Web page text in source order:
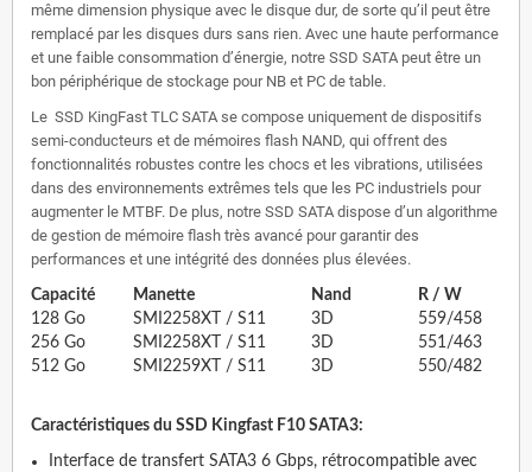
même dimension physique avec le disque dur, de sorte qu’il peut être
remplacé par les disques durs sans rien. Avec une haute performance
et une faible consommation d’énergie, notre SSD SATA peut être un
bon périphérique de stockage pour NB et PC de table.
Le SSD KingFast TLC SATA se compose uniquement de dispositifs
semi-conducteurs et de mémoires flash NAND, qui offrent des
fonctionnalités robustes contre les chocs et les vibrations, utilisées
dans des environnements extrêmes tels que les PC industriels pour
augmenter le MTBF. De plus, notre SSD SATA dispose d’un algorithme
de gestion de mémoire flash très avancé pour garantir des
performances et une intégrité des données plus élevées.
Capacité Manette Nand
R / W
128 Go
SMI2258XT / S11 3D
559/458
256 Go
SMI2258XT / S11 3D
551/463
512 Go
SMI2259XT / S11 3D 550/482
Caractéristiques du SSD Kingfast F10 SATA3:
Interface de transfert SATA3 6 Gbps, rétrocompatible avec